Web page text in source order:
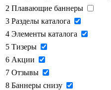
2 Плавающие баннеры
3 Разделы каталога
4 Элементы каталога
5 Тизеры
6 Акции
7 Отзывы
8 Баннеры снизу